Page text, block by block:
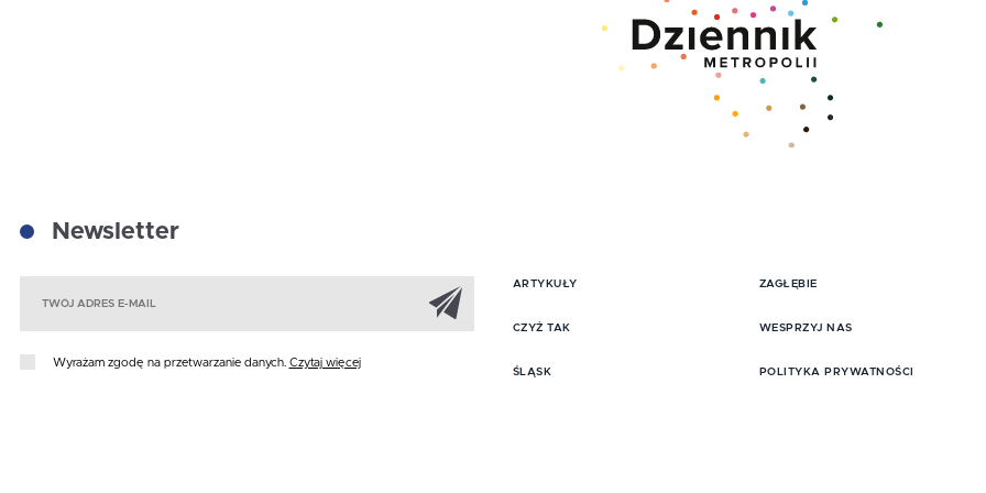
Newsletter
Zapisz się do Newslttera
Wyrażam zgodę na przetwarzanie danych. Czytaj więcej
ARTYKUŁY
CZYŻ TAK
ŚLĄSK
ZAGŁĘBIE
WESPRZYJ NAS
POLITYKA PRYWATNOŚCI